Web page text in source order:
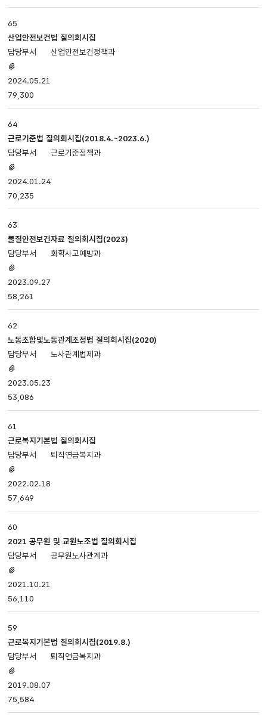
65
산업안전보건법 질의회시집
산업안전보건정책과
있음
2024.05.21
79,300
64
근로기준법 질의회시집(2018.4.~2023.6.)
근로기준정책과
있음
2024.01.24
70,235
63
물질안전보건자료 질의회시집(2023)
화학사고예방과
있음
2023.09.27
58,261
62
노동조합및노동관계조정법 질의회시집(2020)
노사관계법제과
있음
2023.05.23
53,086
61
근로복지기본법 질의회시집
퇴직연금복지과
있음
2022.02.18
57,649
60
2021 공무원 및 교원노조법 질의회시집
공무원노사관계과
있음
2021.10.21
56,110
59
근로복지기본법 질의회시집(2019.8.)
퇴직연금복지과
있음
2019.08.07
75,584